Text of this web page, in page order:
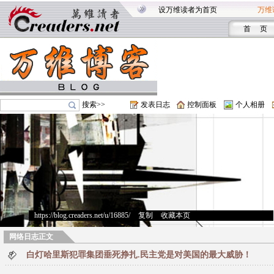
设万维读者为首页 万维
首 页
搜索>> 发表日志 控制面板 个人相册
https://blog.creaders.net/u/16885/> 复制 收藏本页
网络日志正文
白灯哈里斯犯罪集团垂死挣扎.民主党是对美国的最大威胁！